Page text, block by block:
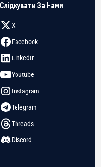
Слідкувати За Нами
X
Facebook
LinkedIn
Youtube
Instagram
Telegram
Threads
Discord